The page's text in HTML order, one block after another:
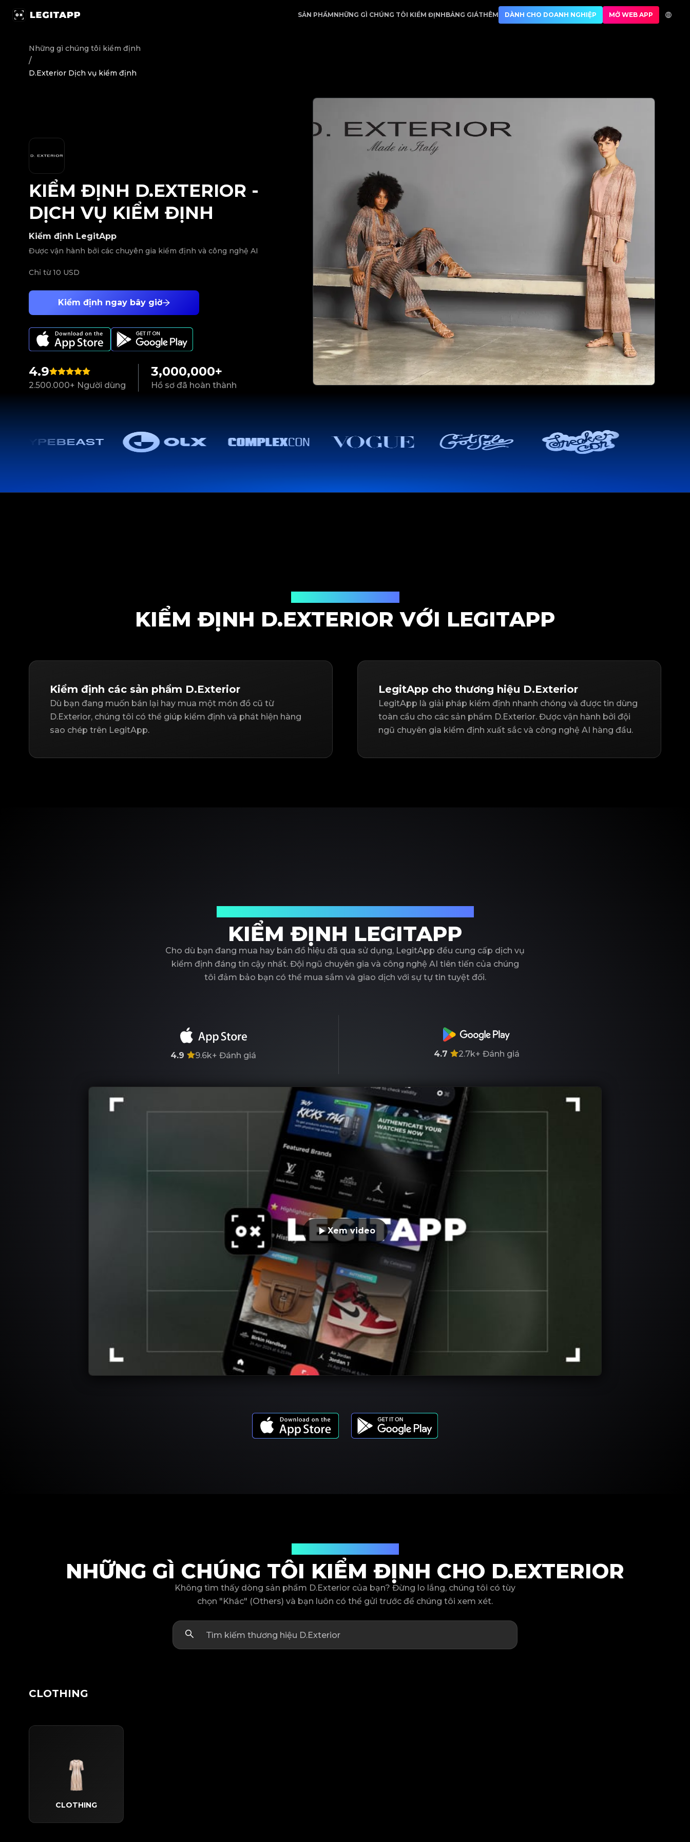
SẢN PHẨMNHỮNG GÌ CHÚNG TÔI KIỂM ĐỊNHBẢNG GIÁTHÊM DÀNH CHO DOANH NGHIỆP MỞ WEB APP
Những gì chúng tôi kiểm định
/
D.Exterior Dịch vụ kiểm định
4.9
2.500.000+ Người dùng
3,000,000+
Hồ sơ đã hoàn thành
Kiểm định ngay bây giờ
Kiểm định LegitApp
Được vận hành bởi các chuyên gia kiểm định và công nghệ AI
Chỉ từ10 USD
KIỂM ĐỊNH D.EXTERIOR -
DỊCH VỤ KIỂM ĐỊNH
KIỂM ĐỊNH D.EXTERIOR VỚI LEGITAPP
Kiểm định các sản phẩm D.Exterior
Dù bạn đang muốn bán lại hay mua một món đồ cũ từ
D.Exterior, chúng tôi có thể giúp kiểm định và phát hiện hàng
sao chép trên LegitApp.
LegitApp cho thương hiệu D.Exterior
LegitApp là giải pháp kiểm định nhanh chóng và được tin dùng
toàn cầu cho các sản phẩm D.Exterior. Được vận hành bởi đội
ngũ chuyên gia kiểm định xuất sắc và công nghệ AI hàng đầu.
KIỂM ĐỊNH LEGITAPP
Cho dù bạn đang mua hay bán đồ hiệu đã qua sử dụng, LegitApp đều cung cấp dịch vụ
kiểm định đáng tin cậy nhất. Đội ngũ chuyên gia và công nghệ AI tiên tiến của chúng
tôi đảm bảo bạn có thể mua sắm và giao dịch với sự tự tin tuyệt đối.
4.9 9.6k+ Đánh giá 4.7 2.7k+ Đánh giá
Xem video
NHỮNG GÌ CHÚNG TÔI KIỂM ĐỊNH CHO D.EXTERIOR
Không tìm thấy dòng sản phẩm D.Exterior của bạn? Đừng lo lắng, chúng tôi có tùy
chọn "Khác" (Others) và bạn luôn có thể gửi trước để chúng tôi xem xét.
CLOTHING
CLOTHING